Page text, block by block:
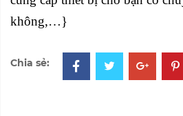
không,…}
Chia sẻ: